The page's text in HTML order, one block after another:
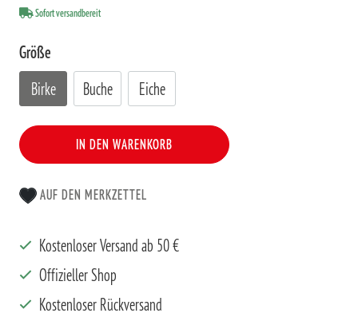
Sofort versandbereit
Größe
Birke Buche Eiche
IN DEN WARENKORB
AUF DEN MERKZETTEL
Kostenloser Versand ab 50 €
Offizieller Shop
Kostenloser Rückversand